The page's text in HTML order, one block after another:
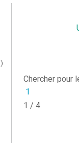
)
Chercher pour
1
1 / 4